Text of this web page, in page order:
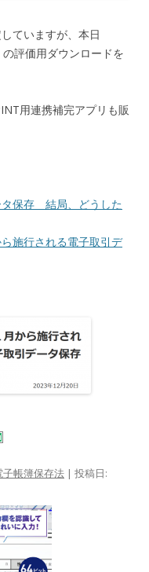
ていますが、本日
評価用ダウンロードを
用連携補完アプリも販
タ保存 結局、どうした
施行される電子取引デ
子帳簿保存法 | 投稿日: